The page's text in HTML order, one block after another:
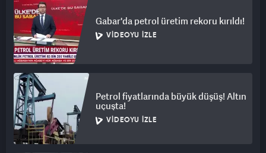
Gabar'da petrol üretim rekoru kırıldı!
VIDEOYU İZLE
Petrol fiyatlarında büyük düşüş! Altın
uçuşta!
VIDEOYU İZLE